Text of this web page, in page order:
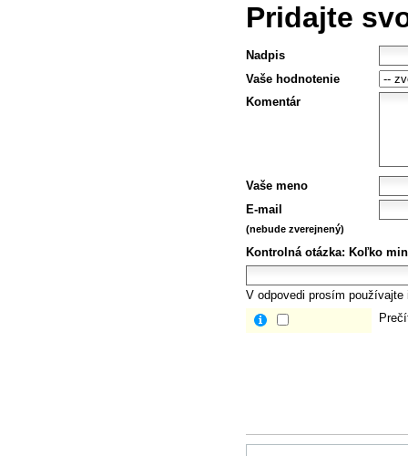
Pridajte
Nadpis
Vaše hodnotenie
Komentár
Vaše meno
E-mail
(nebude zverejnený)
Kontrolná otázka: Koľko
V odpovedi prosím